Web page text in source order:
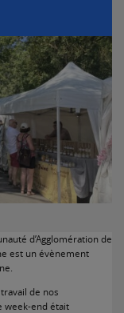
d’Agglomération de
est un évènement
de nos
week-end était